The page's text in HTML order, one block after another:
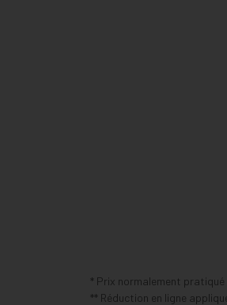
* Prix normalement
** Réduction en ligne